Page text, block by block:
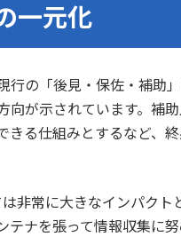
一元化
行の「後見・保佐・補助」
向が示されています。補
きる仕組みとするなど、
非常に大きなインパク
ナを張って情報収集に努